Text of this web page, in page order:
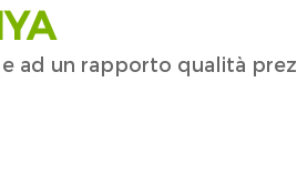
ad un rapporto qualità